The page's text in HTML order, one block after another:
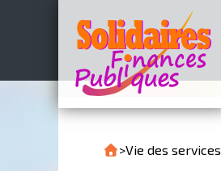
>Vie des services